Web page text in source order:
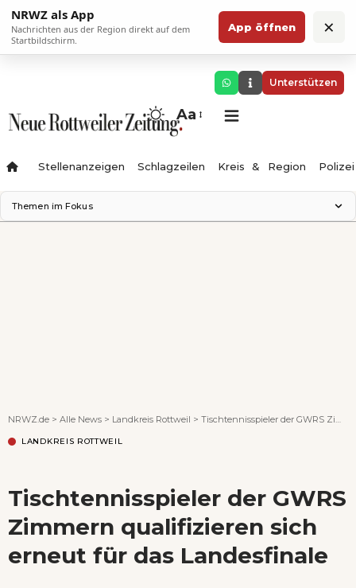
NRWZ als App
Nachrichten aus der Region direkt auf dem
Startbildschirm.
App öffnen ×
Unterstützen
Aa
Stellenanzeigen Schlagzeilen Kreis & Region Polizei
Themen im Fokus
NRWZ.de > Alle News > Landkreis Rottweil > Tischtennisspieler der GWRS Zimmern qualifizieren sich erneut für das Landesfinale
LANDKREIS ROTTWEIL
Tischtennisspieler der GWRS
Zimmern qualifizieren sich
erneut für das Landesfinale